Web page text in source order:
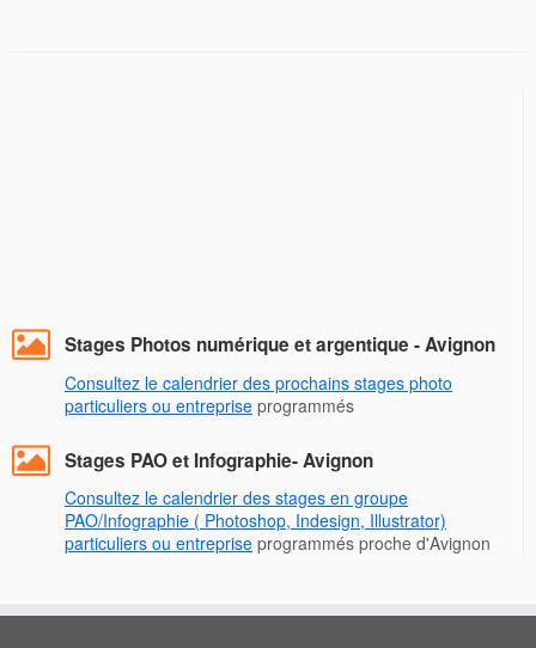
Stages Photos numérique et argentique - Avignon
Consultez le calendrier des prochains stages photo
particuliers ou entreprise programmés
Stages PAO et Infographie- Avignon
Consultez le calendrier des stages en groupe
PAO/Infographie ( Photoshop, Indesign, Illustrator)
particuliers ou entreprise programmés proche d'Avignon